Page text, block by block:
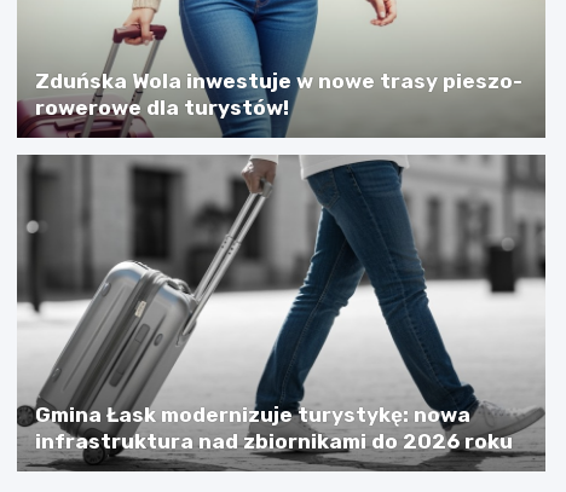
Zduńska Wola inwestuje w nowe trasy pieszo-
rowerowe dla turystów!
Gmina Łask modernizuje turystykę: nowa
infrastruktura nad zbiornikami do 2026 roku